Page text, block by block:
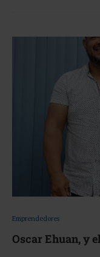
Emprendedores
Oscar Ehuan, y